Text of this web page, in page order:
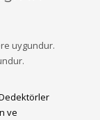
uygundur.
ve